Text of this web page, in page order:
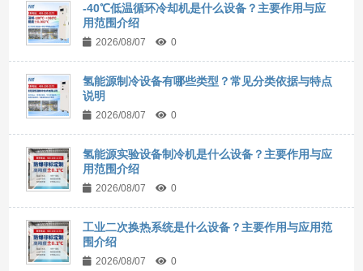
-40℃低温循环冷却机是什么设备？主要作用与应
用范围介绍
2026/08/07 0
氢能源制冷设备有哪些类型？常见分类依据与特点
说明
2026/08/07 0
氢能源实验设备制冷机是什么设备？主要作用与应
用范围介绍
2026/08/07 0
工业二次换热系统是什么设备？主要作用与应用范
围介绍
2026/08/07 0